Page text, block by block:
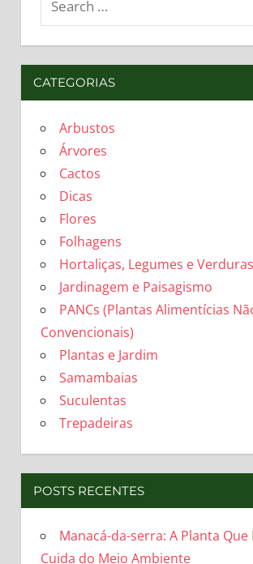
CATEGORIAS
Arbustos
Árvores
Cactos
Dicas
Flores
Folhagens
Hortaliças, Legumes e Verduras
Jardinagem e Paisagismo
PANCs (Plantas Alimentícias
Convencionais)
Plantas e Jardim
Samambaias
Suculentas
Trepadeiras
POSTS RECENTES
Manacá-da-serra: A Planta Que
Cuida do Meio Ambiente